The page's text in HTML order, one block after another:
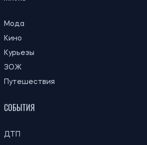
Мода
Кино
Курьезы
ЗОЖ
Путешествия
СОБЫТИЯ
ДТП